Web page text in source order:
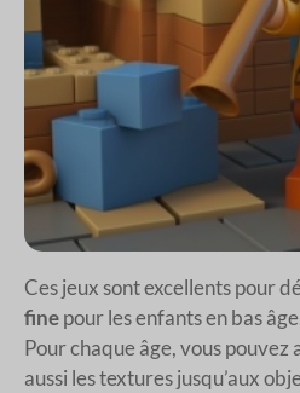
Ces jeux sont excellents pour
finepour les enfants en bas
Pour chaque âge, vous
aussi les textures jusqu’aux